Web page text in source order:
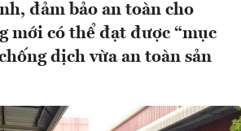
đảm bảo an toàn cho
mới có thể đạt được “mục
dịch vừa an toàn sản